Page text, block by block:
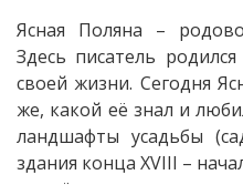
Ясная Поляна –
Здесь писатель
своей жизни. Сегодня
же, какой её знал и
ландшафты усадьбы
здания конца XVIII –